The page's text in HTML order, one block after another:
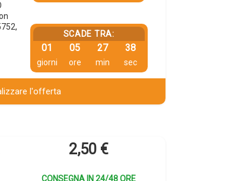
SCADE TRA:
01
giorni
05
ore
27
min
37
sec
l'offerta
2,50 €
CONSEGNA IN 24/48 ORE